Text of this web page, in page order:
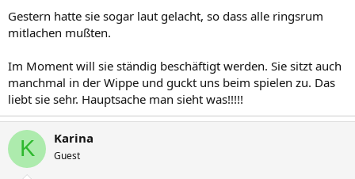
Gestern hatte sie sogar laut gelacht, so dass alle ringsrum
mitlachen mußten.
Im Moment will sie ständig beschäftigt werden. Sie sitzt auch
manchmal in der Wippe und guckt uns beim spielen zu. Das
liebt sie sehr. Hauptsache man sieht was!!!!!
K Karina
Guest